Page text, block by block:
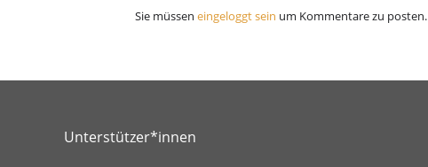
Sie müssen eingeloggt sein um Kommentare zu posten.
Unterstützer*innen